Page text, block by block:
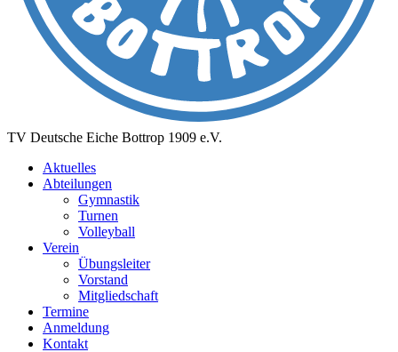
TV Deutsche Eiche Bottrop 1909 e.V.
Aktuelles
Abteilungen
Gymnastik
Turnen
Volleyball
Verein
Übungsleiter
Vorstand
Mitgliedschaft
Termine
Anmeldung
Kontakt